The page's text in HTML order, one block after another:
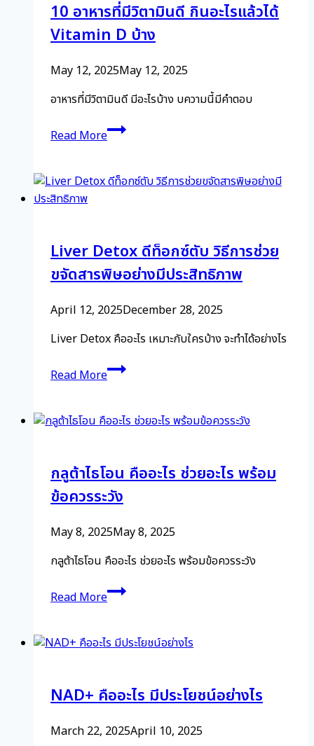
from
us
as
we
think.
By
time
we
often
too
10 อาหารที่มีวิตามินดี กินอะไรแล้วได้
Vitamin D บ้าง
May 12, 2025May 12, 2025
อาหารที่มีวิตามินดี มีอะไรบ้าง บความนี้มีคำตอบ
Read More10
อาหาร
มี
อะไร
แล้ว
ได้
Vitamin
บ้าง
Liver Detox ดีท็อกซ์ตับ วิธีการช่วย
ขจัดสารพิษอย่างมีประสิทธิภาพ
April 12, 2025December 28, 2025
Liver Detox คืออะไร เหมาะกับใครบ้าง จะทำได้อย่างไร
Read MoreLiver
Detox
ท็
วิธี
การ
ช่วย
ขจัด
พิษ
มี
กลูต้าไธโอน คืออะไร ช่วยอะไร พร้อม
ข้อควรระวัง
May 8, 2025May 8, 2025
กลูต้าไธโอน คืออะไร ช่วยอะไร พร้อมข้อควรระวัง
Read Moreกลูต้าไธ
โอน
อะไร
พร้อม
ควร
NAD+ คืออะไร มีประโยชน์อย่างไร
March 22, 2025April 10, 2025